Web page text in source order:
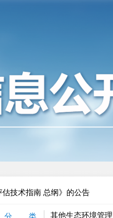
技术指南 总纲》的公告
分 类 其他生态环境管